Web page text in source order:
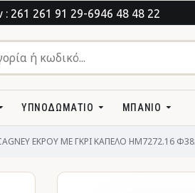
: 261 261 91 29-6946 48 48 22
ΥΠΝΟΔΩΜΆΤΙΟ ΜΠΆΝΙΟ
ΕΚΡΟΥ ΜΕ ΓΚΡΙ ΚΑΠΕΛΟ HM7272.16